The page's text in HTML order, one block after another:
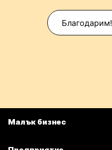
Благодарим!
Малък бизнес